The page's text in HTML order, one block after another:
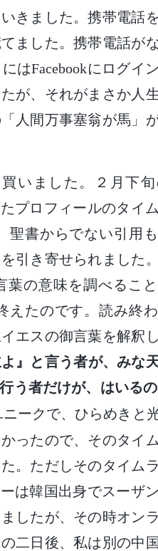
きました。携帯電話
ました。携帯電話が
はFacebookにログイ
が、それがまさか人
人間万事塞翁が馬」
いました。２月下旬
プロフィールのタイ
聖書からでない引用
引き寄せられました
葉の意味を調べるこ
えたのです。読み終
エスの御言葉を解釈
』と言う者が、みな
う者だけが、はいる
ークで、ひらめきと
ったので、そのタイ
。ただしそのタイム
は韓国出身でスーザ
したが、その時オン
二日後、私は別の中